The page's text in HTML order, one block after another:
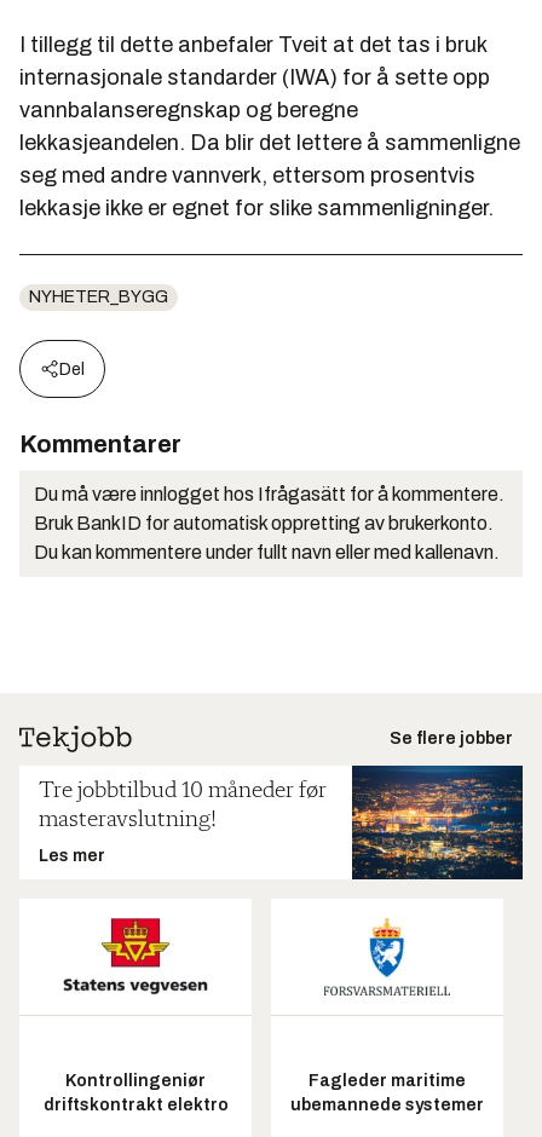
I tillegg til dette anbefaler Tveit at det tas i bruk
internasjonale standarder (IWA) for å sette opp
vannbalanseregnskap og beregne
lekkasjeandelen. Da blir det lettere å sammenligne
seg med andre vannverk, ettersom prosentvis
lekkasje ikke er egnet for slike sammenligninger.
NYHETER_BYGG
Del
Kommentarer
Du må være innlogget hos Ifrågasätt for å kommentere.
Bruk BankID for automatisk oppretting av brukerkonto.
Du kan kommentere under fullt navn eller med kallenavn.
Se flere jobber
Tre jobbtilbud 10 måneder før
masteravslutning!
Les mer
Kontrollingeniør
driftskontrakt elektro
Fagleder maritime
ubemannede systemer